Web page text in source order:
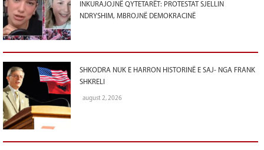
INKURAJOJNË QYTETARËT: PROTESTAT SJELLIN
NDRYSHIM, MBROJNË DEMOKRACINË
SHKODRA NUK E HARRON HISTORINË E SAJ- NGA FRANK
SHKRELI
august 2, 2026